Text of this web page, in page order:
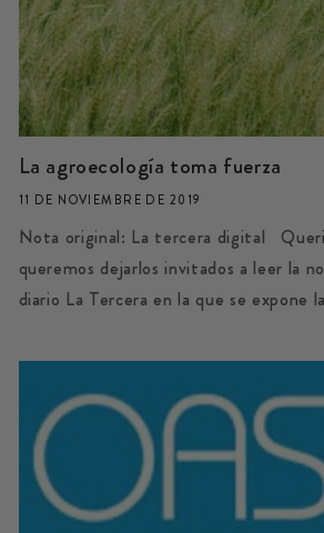
La agroecología toma fuerza
11 DE NOVIEMBRE DE 2019
Nota original: La tercera digital
queremos dejarlos invitados a leer la
diario La Tercera en la que se expone